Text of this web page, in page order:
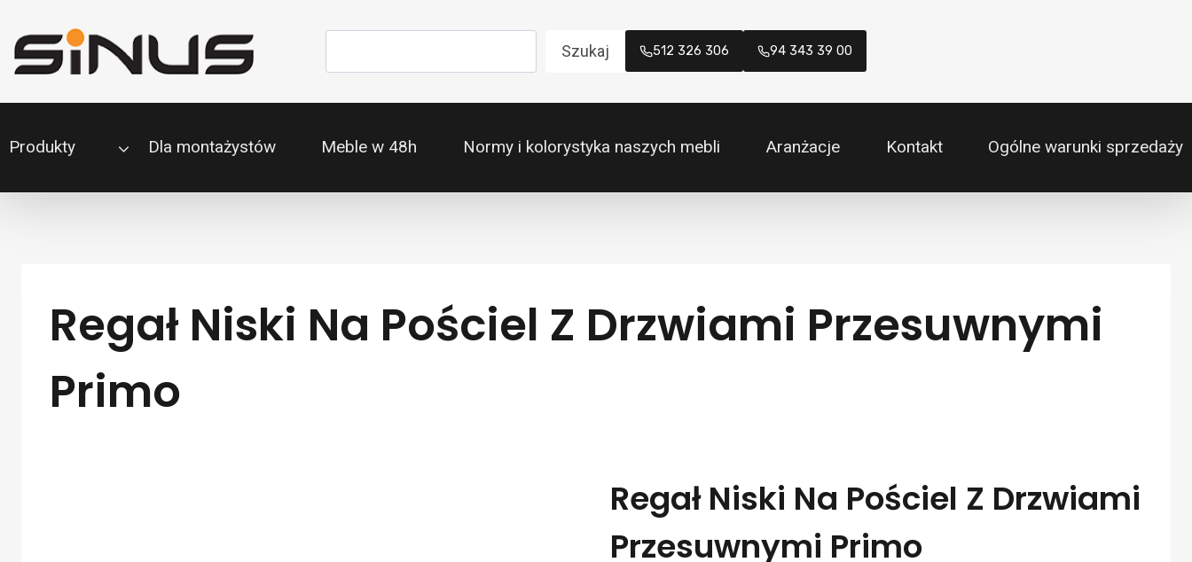
do
treści
Szukaj 512 326 306 94 343 39 00
Produkty Dla montażystów Meble w 48h Normy i kolorystyka naszych mebli Aranżacje Kontakt Ogólne warunki sprzedaży
Regał Niski Na Pościel Z Drzwiami Przesuwnymi
Primo
Regał Niski Na Pościel Z Drzwiami
Przesuwnymi Primo